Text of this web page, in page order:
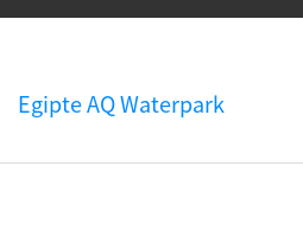
Egipte AQ Waterpark